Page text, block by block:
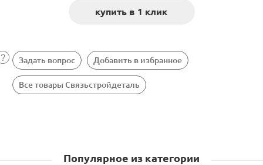
Задать вопрос Добавить в избранное
Все товары Связьстройдеталь
Популярное из категории